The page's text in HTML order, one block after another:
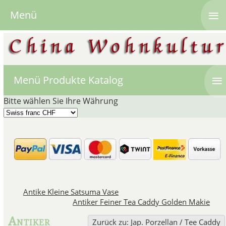
"Kakiemon" genannten
hergestellt wurden,
Menü Produkte Katalog ≡
Bitte wählen Sie Ihre Währung
Antike Kleine Satsuma Vase
Antiker Feiner Tea Caddy Golden Makie
Zurück zu: Jap. Porzellan / Tee Caddy
Antiker
Menü ≡